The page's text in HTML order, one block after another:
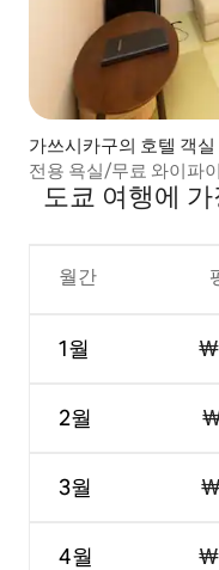
가쓰시카구의 호텔 객실
전용 욕실/무료 와이파
도쿄 여행에
월간
1월
2월
3월
4월